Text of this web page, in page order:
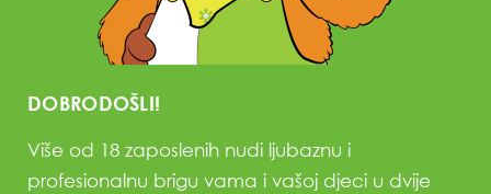
DOBRODOŠLI!
Više od 18 zaposlenih nudi ljubaznu i
profesionalnu brigu vama i vašoj djeci u dvije